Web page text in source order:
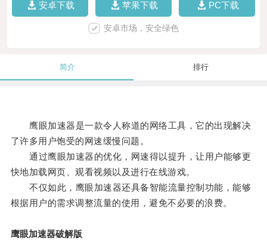
安卓下载 苹果下载 PC下载
安卓市场，安全绿色
简介 排行
鹰眼加速器是一款令人称道的网络工具，它的出现解决
了许多用户饱受的网速缓慢问题。
通过鹰眼加速器的优化，网速得以提升，让用户能够更
快地加载网页、观看视频以及进行在线游戏。
不仅如此，鹰眼加速器还具备智能流量控制功能，能够
根据用户的需求调整流量的使用，避免不必要的浪费。
鹰眼加速器破解版